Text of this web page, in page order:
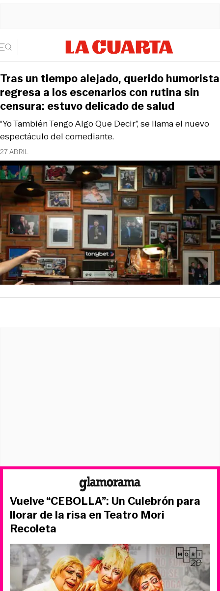
27 ABRIL
“Yo También Tengo Algo Que Decir”, se llama el nuevo
espectáculo del comediante.
Tras un tiempo alejado, querido humorista
regresa a los escenarios con rutina sin
censura: estuvo delicado de salud
Vuelve “CEBOLLA”: Un Culebrón para
llorar de la risa en Teatro Mori
Recoleta